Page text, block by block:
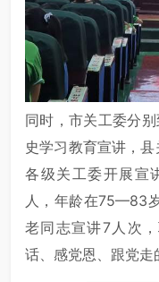
同时，市关工委分
史学习教育宣讲，
各级关工委开展宣
人，年龄在75—83
老同志宣讲7人次
话、感党恩、跟党走